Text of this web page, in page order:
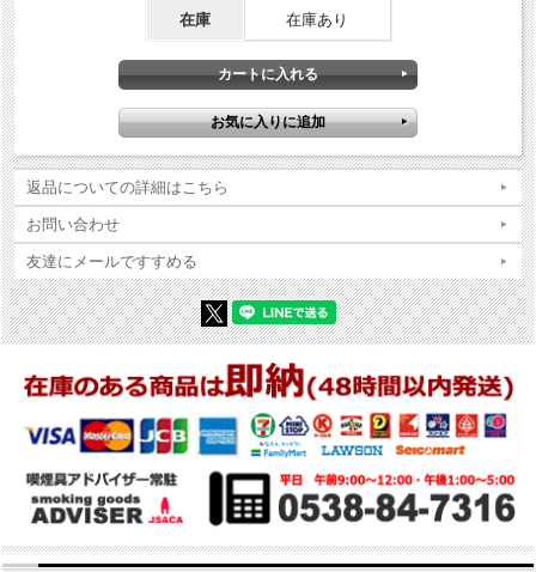
在庫 在庫あり
返品についての詳細はこちら
お問い合わせ
友達にメールですすめる